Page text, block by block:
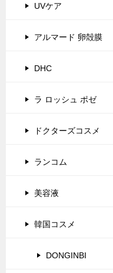
UVケア
アルマード 卵殻膜
DHC
ラ ロッシュ ポゼ
ドクターズコスメ
ランコム
美容液
韓国コスメ
DONGINBI